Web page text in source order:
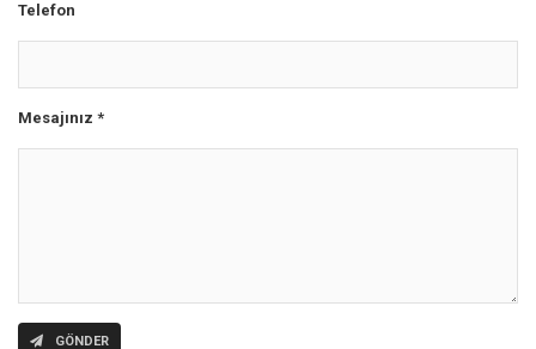
Telefon
Mesajınız *
GÖNDER